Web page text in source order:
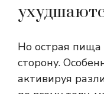
Но острая
сторону.
активируя